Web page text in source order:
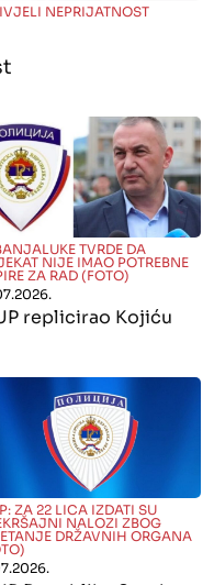
NEPRIJATNOST
TVRDE DA
NIJE IMAO POTREBNE
ZA RAD (FOTO)
replicirao Kojiću
ZA 22 LICA IZDATI SU
NALOZI ZBOG
DRŽAVNIH ORGANA